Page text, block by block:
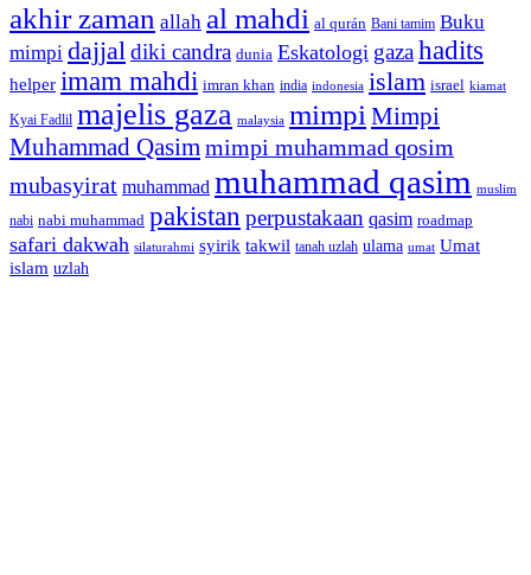
akhir zaman allah al mahdi al qurán Bani tamim Buku
mimpi dajjal diki candra dunia Eskatologi gazahadits
helper imam mahdi imran khan india indonesia islam israel kiamat
Kyai Fadlil majelis gaza malaysia mimpi Mimpi
Muhammad Qasim mimpi muhammad qosim
mubasyirat muhammad muhammad qasim muslim
nabi nabi muhammad pakistan perpustakaan qasim roadmap
safari dakwah silaturahmi syirik takwil tanah uzlah ulama umat Umat
islam uzlah